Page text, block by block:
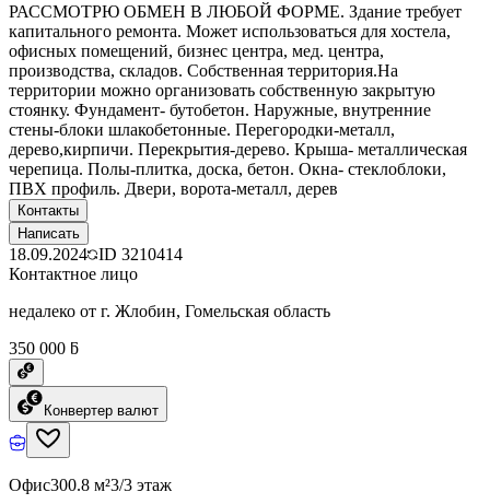
РАССМОТРЮ ОБМЕН В ЛЮБОЙ ФОРМЕ. Здание требует
капитального ремонта. Может использоваться для хостела,
офисных помещений, бизнес центра, мед. центра,
производства, складов. Собственная территория.На
территории можно организовать собственную закрытую
стоянку. Фундамент- бутобетон. Наружные, внутренние
стены-блоки шлакобетонные. Перегородки-металл,
дерево,кирпичи. Перекрытия-дерево. Крыша- металлическая
черепица. Полы-плитка, доска, бетон. Окна- стеклоблоки,
ПВХ профиль. Двери, ворота-металл, дерев
Контакты
Написать
18.09.2024 ID 3210414
Контактное лицо
недалеко от г. Жлобин, Гомельская область
350 000 ƃ
Конвертер валют
Офис300.8 м²3/3 этаж